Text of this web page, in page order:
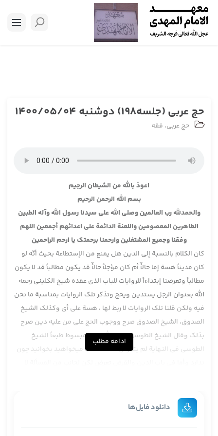
حج عربی (جلسه198) دوشنبه 1400/05/04
حج عربی، فقه
اعوذ بالله من الشيطان الرجيم
بسم الله الرحمن الرحيم
والحمدلله رب العالمين وصلى الله على سيدنا رسول الله وآله الطبين
الطاهرين المعصومين واللعنة الدائمة على اعدائهم أجمعين اللهم
وفقنا وجميع المشتغلين وارحمنا برحمتك يا ارحم الراحمين
كان الكلام بالنسبة إلى الدين هل يمنع من الإستطاعة بحيث أنّه لو
كان مديناً هسة إما حالّاً أم كان مؤجلاً حالّاً قد يكون مطالباً قد لا يكون
مطالباً وتعرضنا إبتداءاً للروايات للباب الذي عقده شيخ الكليني رحمه
الله بعنوان الرجل يستدين ويحج وتذکر تلک الروایات بمناسبة ما نحن
فيه ولكن قلنا تلك الروايات لا ربط لها ، هسة على أي وكذلك الشيخ
الصدوق، الشيخ الصدوق صرح ووجوب الحج على من عليه دين صرح
بذلك وقال الشيخ الطوسي رحمه الله في المبسوط طبعاً الشيخ
الطوسي في النهاية لم يتعرض للمسألة حالا میخواهید بخوانید چون
بیاورید ، نهاية شيخ طوسي دیگر عبارتش را نیاوردم چون به ذهنم
آمد که اینها در دو جا متعرض میشوند یکی حج یکی دین در حج
ادامه مطلب
دانلود فایل‌ها